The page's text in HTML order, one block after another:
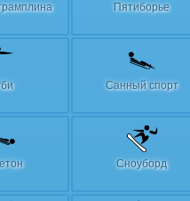
Пятиборье
Санный спорт
Сноуборд